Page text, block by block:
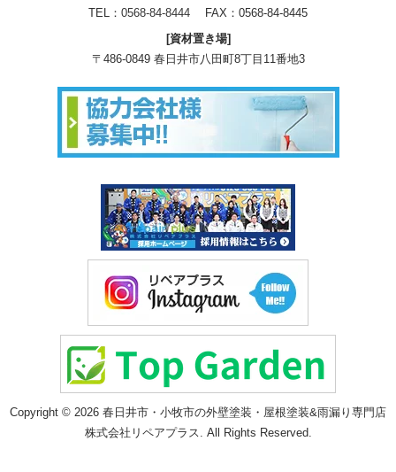
TEL： 0568-84-8444 FAX：0568-84-8445
[資材置き場]
〒486-0849 春日井市八田町8丁目11番地3
Copyright © 2026 春日井市・小牧市の外壁塗装・屋根塗装&雨漏り専門店
株式会社リペアプラス. All Rights Reserved.